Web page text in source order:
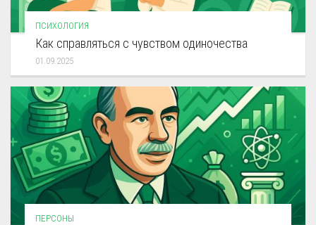
ПСИХОЛОГИЯ
Как справляться с чувством одиночества
01.09.2025
ПЕРСОНЫ